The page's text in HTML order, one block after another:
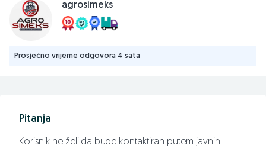
Potrebna snaga traktora 80-100KS
Model BDH24-560
Radni zahvat 300cm
Prečnik diska 560mm
agrosimeks
Prosječno vrijeme odgovora 4 sata
Pitanja
Korisnik ne želi da bude kontaktiran putem javnih